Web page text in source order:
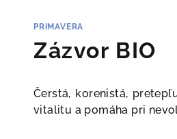
PRIMAVERA
Zázvor BIO
Čerstá, korenistá,
vitalitu a pomáha pri